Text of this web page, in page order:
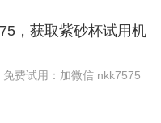
，获取紫砂杯试用机
费试用：加微信 nkk7575